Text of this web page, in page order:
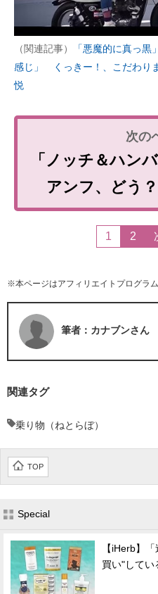
（関連記事）
「悪魔的に真っ
感じ」 くっきー！、こだわり
悦
「ノッチ＆ハン
アンフ、どう
1 2
※本ページはアフィリエイトプログラ
筆者：カナブンさん
関連タグ
乗り物（ねとらぼ）
TOP
Special
【iHerb】
買い"してい